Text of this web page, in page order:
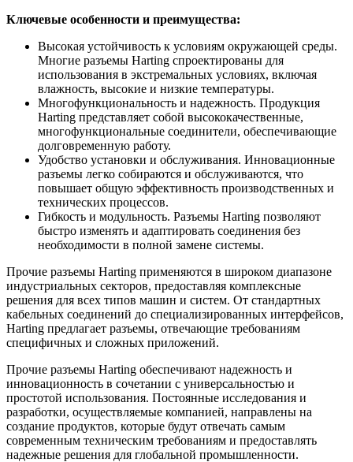
Ключевые особенности и преимущества:
Высокая устойчивость к условиям окружающей среды.
Многие разъемы Harting спроектированы для
использования в экстремальных условиях, включая
влажность, высокие и низкие температуры.
Многофункциональность и надежность. Продукция
Harting представляет собой высококачественные,
многофункциональные соединители, обеспечивающие
долговременную работу.
Удобство установки и обслуживания. Инновационные
разъемы легко собираются и обслуживаются, что
повышает общую эффективность производственных и
технических процессов.
Гибкость и модульность. Разъемы Harting позволяют
быстро изменять и адаптировать соединения без
необходимости в полной замене системы.
Прочие разъемы Harting применяются в широком диапазоне
индустриальных секторов, предоставляя комплексные
решения для всех типов машин и систем. От стандартных
кабельных соединений до специализированных интерфейсов,
Harting предлагает разъемы, отвечающие требованиям
специфичных и сложных приложений.
Прочие разъемы Harting обеспечивают надежность и
инновационность в сочетании с универсальностью и
простотой использования. Постоянные исследования и
разработки, осуществляемые компанией, направлены на
создание продуктов, которые будут отвечать самым
современным техническим требованиям и предоставлять
надежные решения для глобальной промышленности.